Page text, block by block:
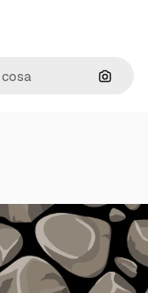
Cerca